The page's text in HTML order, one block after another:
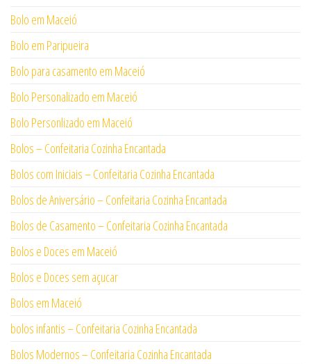
Bolo em Maceió
Bolo em Paripueira
Bolo para casamento em Maceió
Bolo Personalizado em Maceió
Bolo Personlizado em Maceió
Bolos – Confeitaria Cozinha Encantada
Bolos com Iniciais – Confeitaria Cozinha Encantada
Bolos de Aniversário – Confeitaria Cozinha Encantada
Bolos de Casamento – Confeitaria Cozinha Encantada
Bolos e Doces em Maceió
Bolos e Doces sem açucar
Bolos em Maceió
bolos infantis – Confeitaria Cozinha Encantada
Bolos Modernos – Confeitaria Cozinha Encantada